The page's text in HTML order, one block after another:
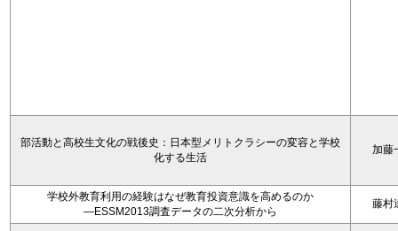
部活動と高校生文化の戦後史：日本型メリトクラシーの変容と学校
化する生活
加藤
学校外教育利用の経験はなぜ教育投資意識を高めるのか
―ESSM2013調査データの二次分析から
藤村